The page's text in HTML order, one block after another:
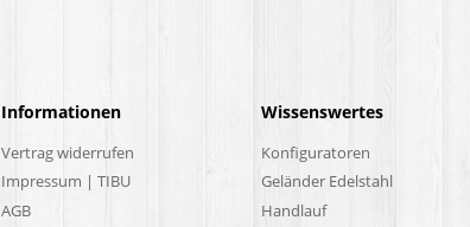
Informationen
Vertrag widerrufen
Impressum | TIBU
AGB
Wissenswertes
Konfiguratoren
Geländer Edelstahl
Handlauf